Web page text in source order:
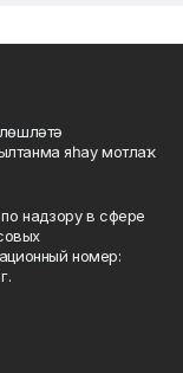
яһау мотлаҡ.
надзору в сфере
номер: